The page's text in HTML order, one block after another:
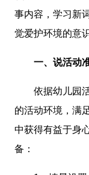
事内容，学习新
觉爱护环境的意
一、说活动
依据幼儿园活
的活动环境，满
中获得有益于身
备：